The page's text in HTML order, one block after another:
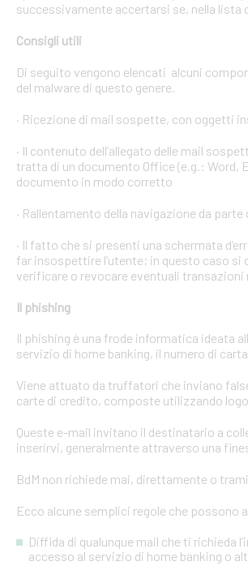
successivamente accertarsi se, nella
Consigli utili
Di seguito vengono elencati alcuni
del malware di questo genere.
· Ricezione di mail sospette, con oggetti
· Il contenuto dell’allegato delle mail
tratta di un documento Office (e.g.: Word,
documento in modo corretto
· Rallentamento della navigazione da
· Il fatto che si presenti una schermata
far insospettire l’utente; in questo caso
verificare o revocare eventuali
Il phishing
Il phishing è una frode informatica ideata
servizio di home banking, il numero di
Viene attuato da truffatori che inviano
carte di credito, composte utilizzando
Queste e-mail invitano il destinatario a
inserirvi, generalmente attraverso una
BdM non richiede mai, direttamente o
Ecco alcune semplici regole che
Diffida di qualunque mail che ti richieda
accesso al servizio di home banking o